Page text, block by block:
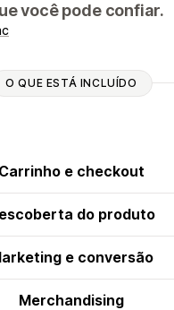
você pode confiar.
O QUE ESTÁ INCLUÍDO
Carrinho e checkout
do produto
e conversão
Merchandising